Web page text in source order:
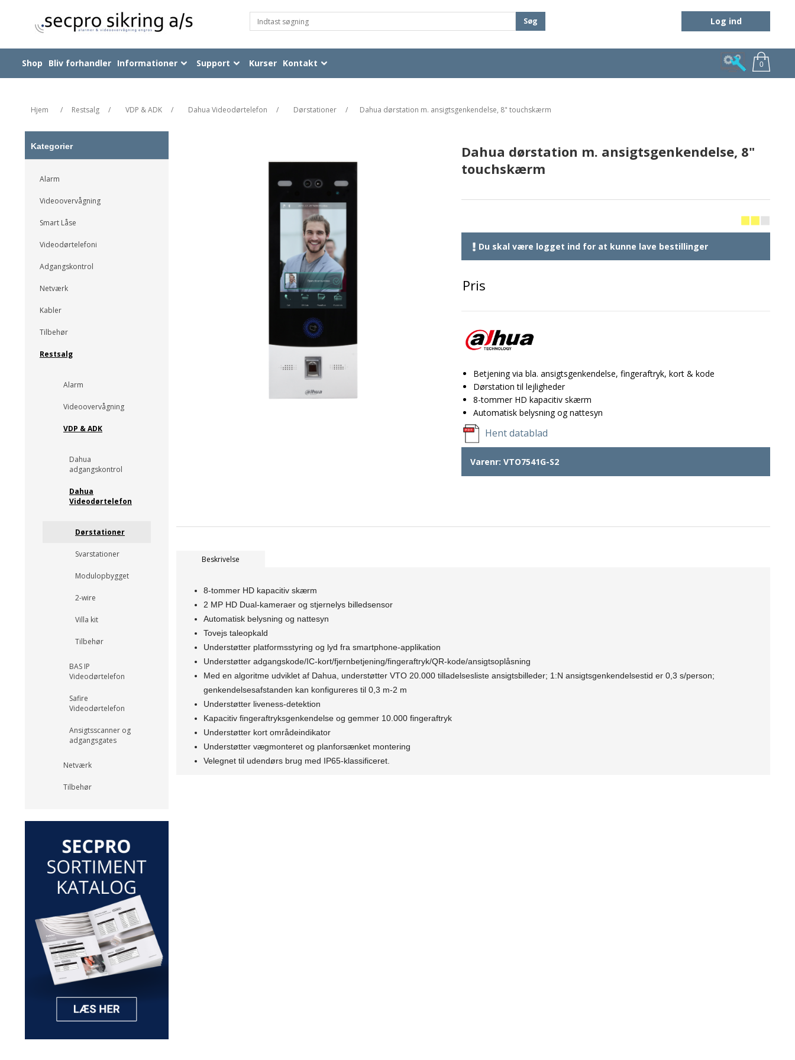
Søg Log ind
0
Shop Bliv forhandler Informationer Support Kurser Kontakt
Hjem / Restsalg / VDP & ADK / Dahua Videodørtelefon / Dørstationer / Dahua dørstation m. ansigtsgenkendelse, 8" touchskærm
Kategorier
Alarm
Videoovervågning
Smart Låse
Videodørtelefoni
Adgangskontrol
Netværk
Kabler
Tilbehør
Restsalg
Alarm
Videoovervågning
VDP & ADK
Dahua
adgangskontrol
Dahua
Videodørtelefon
Dørstationer
Svarstationer
Modulopbygget
2-wire
Villa kit
Tilbehør
BAS IP
Videodørtelefon
Safire
Videodørtelefon
Ansigtsscanner og
adgangsgates
Netværk
Tilbehør
Dahua dørstation m. ansigtsgenkendelse, 8"
touchskærm
Du skal være logget ind for at kunne lave bestillinger
Pris
Betjening via bla. ansigtsgenkendelse, fingeraftryk, kort & kode
Dørstation til lejligheder
8-tommer HD kapacitiv skærm
Automatisk belysning og nattesyn
Hent datablad
Varenr: VTO7541G-S2
Beskrivelse
8-tommer HD kapacitiv skærm
2 MP HD Dual-kameraer og stjernelys billedsensor
Automatisk belysning og nattesyn
Tovejs taleopkald
Understøtter platformsstyring og lyd fra smartphone-applikation
Understøtter adgangskode/IC-kort/fjernbetjening/fingeraftryk/QR-kode/ansigtsoplåsning
Med en algoritme udviklet af Dahua, understøtter VTO 20.000 tilladelsesliste ansigtsbilleder; 1:N ansigtsgenkendelsestid er 0,3 s/person;
genkendelsesafstanden kan konfigureres til 0,3 m-2 m
Understøtter liveness-detektion
Kapacitiv fingeraftryksgenkendelse og gemmer 10.000 fingeraftryk
Understøtter kort områdeindikator
Understøtter vægmonteret og planforsænket montering
Velegnet til udendørs brug med IP65-klassificeret.